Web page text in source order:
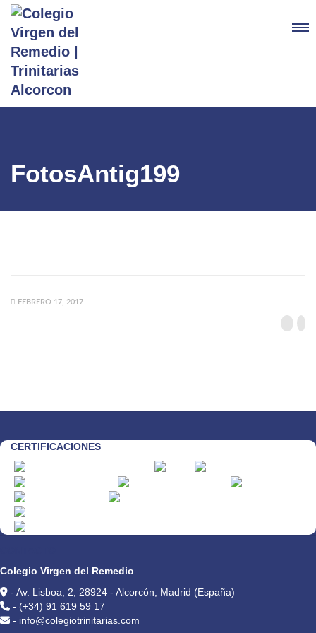
FotosAntig199
FEBRERO 17, 2017
CERTIFICACIONES
Colegio Virgen del Remedio
- Av. Lisboa, 2, 28924 - Alcorcón, Madrid (España)
- (+34) 91 619 59 17
- info@colegiotrinitarias.com